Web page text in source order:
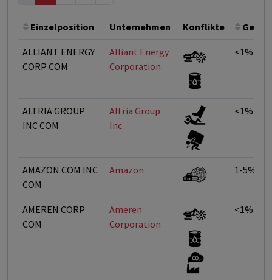
Einzelposition Unternehmen Konflikte
ALLIANT ENERGY
CORP COM
Alliant Energy
Corporation
<1%
ALTRIA GROUP
INC COM
Altria Group
Inc.
<1%
AMAZON COM INC
COM
Amazon 1-5%
AMEREN CORP
COM
Ameren
Corporation
<1%